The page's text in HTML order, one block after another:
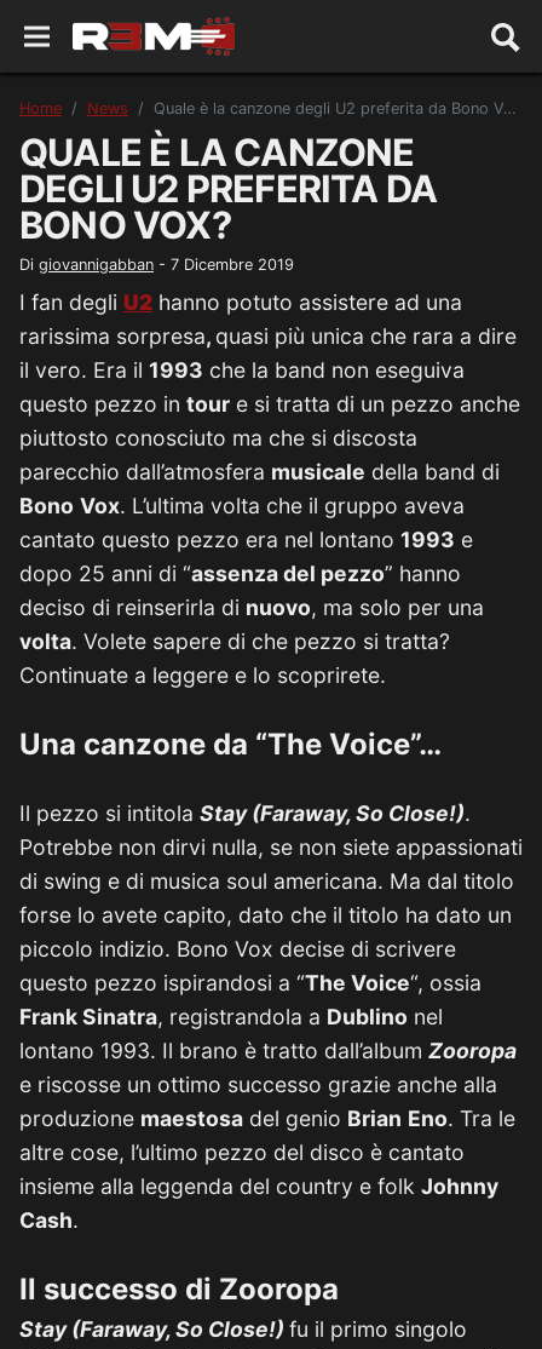
Home News Quale è la canzone degli U2 preferita da Bono Vox?
QUALE È LA CANZONE
DEGLI U2 PREFERITA DA
BONO VOX?
Di giovannigabban - 7 Dicembre 2019
I fan degli U2 hanno potuto assistere ad una
rarissima sorpresa, quasi più unica che rara a dire
il vero. Era il 1993 che la band non eseguiva
questo pezzo in tour e si tratta di un pezzo anche
piuttosto conosciuto ma che si discosta
parecchio dall’atmosfera musicale della band di
Bono Vox. L’ultima volta che il gruppo aveva
cantato questo pezzo era nel lontano 1993 e
dopo 25 anni di “assenza del pezzo” hanno
deciso di reinserirla di nuovo, ma solo per una
volta. Volete sapere di che pezzo si tratta?
Continuate a leggere e lo scoprirete.
Una canzone da “The Voice”…
Il pezzo si intitola Stay (Faraway, So Close!).
Potrebbe non dirvi nulla, se non siete appassionati
di swing e di musica soul americana. Ma dal titolo
forse lo avete capito, dato che il titolo ha dato un
piccolo indizio. Bono Vox decise di scrivere
questo pezzo ispirandosi a “The Voice“, ossia
Frank Sinatra, registrandola a Dublino nel
lontano 1993. Il brano è tratto dall’album Zooropa
e riscosse un ottimo successo grazie anche alla
produzione maestosa del genio Brian Eno. Tra le
altre cose, l’ultimo pezzo del disco è cantato
insieme alla leggenda del country e folk Johnny
Cash.
Il successo di Zooropa
Stay (Faraway, So Close!) fu il primo singolo